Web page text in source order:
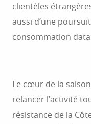
clientèles
aussi d’une
consommation
Le cœur de la
relancer l’activité
résistance de la